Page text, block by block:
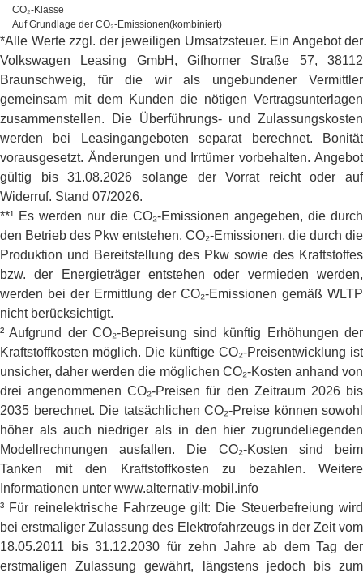
CO₂-Klasse
Auf Grundlage der CO₂-Emissionen(kombiniert)
*Alle Werte zzgl. der jeweiligen Umsatzsteuer. Ein Angebot der
Volkswagen Leasing GmbH, Gifhorner Straße 57, 38112
Braunschweig, für die wir als ungebundener Vermittler
gemeinsam mit dem Kunden die nötigen Vertragsunterlagen
zusammenstellen. Die Überführungs- und Zulassungskosten
werden bei Leasingangeboten separat berechnet. Bonität
vorausgesetzt. Änderungen und Irrtümer vorbehalten. Angebot
gültig bis 31.08.2026 solange der Vorrat reicht oder auf
Widerruf. Stand 07/2026.
**¹ Es werden nur die CO₂-Emissionen angegeben, die durch
den Betrieb des Pkw entstehen. CO₂-Emissionen, die durch die
Produktion und Bereitstellung des Pkw sowie des Kraftstoffes
bzw. der Energieträger entstehen oder vermieden werden,
werden bei der Ermittlung der CO₂-Emissionen gemäß WLTP
nicht berücksichtigt.
² Aufgrund der CO₂-Bepreisung sind künftig Erhöhungen der
Kraftstoffkosten möglich. Die künftige CO₂-Preisentwicklung ist
unsicher, daher werden die möglichen CO₂-Kosten anhand von
drei angenommenen CO₂-Preisen für den Zeitraum 2026 bis
2035 berechnet. Die tatsächlichen CO₂-Preise können sowohl
höher als auch niedriger als in den hier zugrundeliegenden
Modellrechnungen ausfallen. Die CO₂-Kosten sind beim
Tanken mit den Kraftstoffkosten zu bezahlen. Weitere
Informationen unter www.alternativ-mobil.info
³ Für reinelektrische Fahrzeuge gilt: Die Steuerbefreiung wird
bei erstmaliger Zulassung des Elektrofahrzeugs in der Zeit vom
18.05.2011 bis 31.12.2030 für zehn Jahre ab dem Tag der
erstmaligen Zulassung gewährt, längstens jedoch bis zum